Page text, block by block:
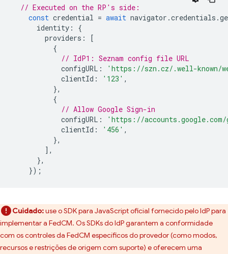
// Executed on the RP's side:
const credential = await navigator .credentials .
identity :
{
providers :
[
{
// IdP1: Seznam config file URL
configURL :
'https://szn.cz/.well-known/
clientId : '123' ,
},
{
// Allow Google Sign-in
configURL :
'https://
clientId : '456' ,
},
],
},
});
Cuidado:use o SDK para JavaScript oficial fornecido pelo IdP para
implementar a FedCM. Os SDKs do IdP garantem a conformidade
com os controles da FedCM específicos do provedor (como modos,
recursos e restrições de origem com suporte) e oferecem uma